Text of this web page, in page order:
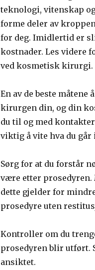
teknologi, vitenskap
forme deler av
for deg. Imidlertid er
kostnader. Les videre
ved kosmetisk kirurgi.
En av de beste
kirurgen din, og din
du til og med
viktig å vite hva du går
Sørg for at du forstår
være etter prosedyren.
dette gjelder for
prosedyre uten
Kontroller om du
prosedyren blir utført.
ansiktet.